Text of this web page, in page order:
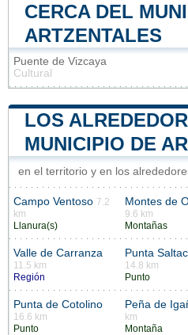
CERCA DEL
ARTZENTALES
Puente de Vizcaya
Cultural
LOS
MUNICIPIO DE
en el territorio y en los
Campo Ventoso 7.2
km
Llanura(s)
Montes de
9.6 km
Montañas
Valle de Carranza
11.5 km
Región
Punta
14.8 km
Punto
Punta de Cotolino
16.6 km
Punto
Peña de
km
Montaña